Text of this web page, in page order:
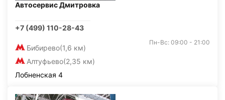
Автосервис Дмитровка
+7 (499) 110-28-43
Бибирево(1,6 км)
Алтуфьево(2,35 км)
Пн-Вс: 09:00 - 21:00
Лобненская 4